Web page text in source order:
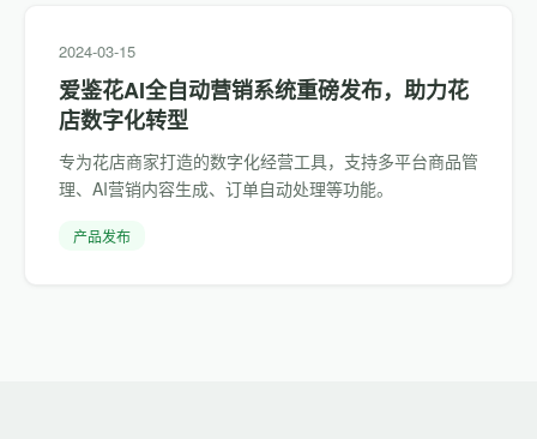
2024-03-15
爱鉴花AI全自动营销系统重磅发布，助力花
店数字化转型
专为花店商家打造的数字化经营工具，支持多平台商品管
理、AI营销内容生成、订单自动处理等功能。
产品发布